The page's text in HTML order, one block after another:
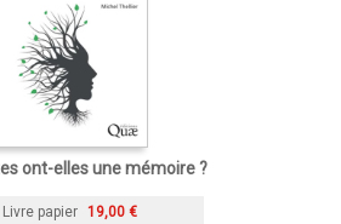
ont-elles une mémoire ?
Livre papier 19,00 €